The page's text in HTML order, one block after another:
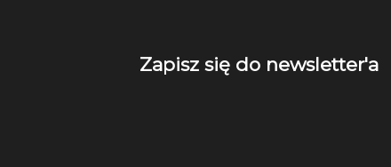
Zapisz się do newsletter'a